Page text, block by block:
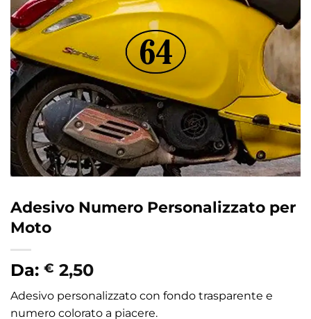
Adesivo Numero Personalizzato per
Moto
Da: € 2,50
Adesivo personalizzato con fondo trasparente e
numero colorato a piacere.